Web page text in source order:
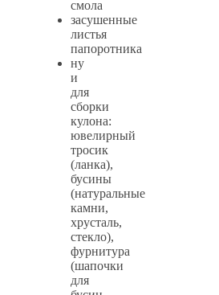
смола
засушенные
листья
папоротника
ну
и
для
сборки
кулона:
ювелирный
тросик
(ланка),
бусины
(натуральные
камни,
хрусталь,
стекло),
фурнитура
(шапочки
для